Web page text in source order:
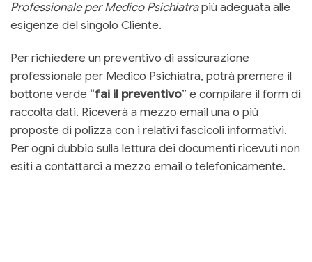
Professionale per Medico Psichiatrapiù adeguata alle
esigenze del singolo Cliente.
Per richiedere un preventivo di assicurazione
professionale per Medico Psichiatra, potrà premere il
bottone verde “fai il preventivo” e compilare il form di
raccolta dati. Riceverà a mezzo email una o più
proposte di polizza con i relativi fascicoli informativi.
Per ogni dubbio sulla lettura dei documenti ricevuti non
esiti a contattarci a mezzo email o telefonicamente.